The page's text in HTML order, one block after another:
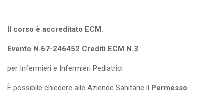
Il corso è accreditato ECM.
Evento N.67-246452 Crediti ECM N.3
per Infermieri e Infermieri Pediatrici
È possibile chiedere alle Aziende Sanitarie il Permesso